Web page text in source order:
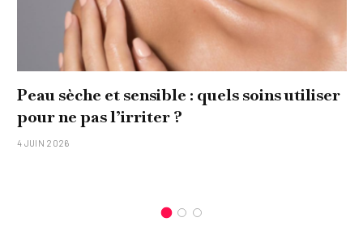
Peau sèche et sensible : quels soins utiliser
pour ne pas l’irriter ?
4 JUIN 2026